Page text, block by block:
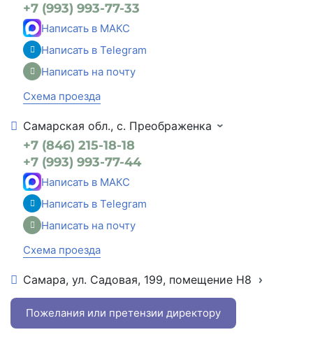
+7 (993) 993-77-33
Написать в МАКС
Написать в Telegram
Написать на почту
Схема проезда
Самарская обл., с. Преображенка
+7 (846) 215-18-18
+7 (993) 993-77-44
Написать в МАКС
Написать в Telegram
Написать на почту
Схема проезда
Самара, ул. Садовая, 199, помещение Н8
+7 (993) 993-77-22
Написать в МАКС
Пожелания или претензии директору